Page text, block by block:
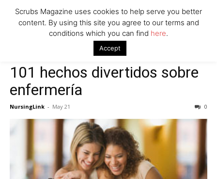
101 hechos divertidos sobre enfermería
101 hechos divertidos sobre
enfermería
NursingLink - May 21 0
Scrubs Magazine uses cookies to help serve you better
content. By using this site you agree to our terms and
conditions which you can find here.
Accept